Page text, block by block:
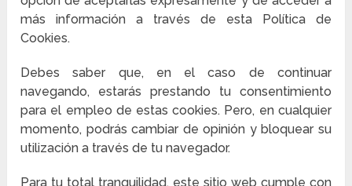
más información a través de esta Política de
Cookies.
Debes saber que, en el caso de continuar
navegando, estarás prestando tu consentimiento
para el empleo de estas cookies. Pero, en cualquier
momento, podrás cambiar de opinión y bloquear su
utilización a través de tu navegador.
Para tu total tranquilidad, este sitio web cumple con